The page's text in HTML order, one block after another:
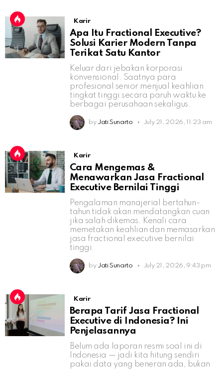
Karir
Apa Itu Fractional Executive?
Solusi Karier Modern Tanpa
Terikat Satu Kantor
Keluar dari jebakan korporasi
konvensional. Saatnya para
profesional senior menjual keahlian
tingkat tinggi secara paruh waktu ke
berbagai perusahaan sekaligus.
by Jati Sunarto July 21, 2026, 11:23 am
Karir
Cara Mengemas &
Menawarkan Jasa Fractional
Executive Bernilai Tinggi
Pengalaman manajerial bertahun-
tahun tidak akan mendatangkan cuan
jika salah dikemas. Kenali cara
memetakan keahlian dan memasarkan
jasa fractional executive bernilai
tinggi.
by Jati Sunarto July 21, 2026, 9:43 pm
Karir
Berapa Tarif Jasa Fractional
Executive di Indonesia? Ini
Penjelasannya
Belum ada laporan resmi soal ini di
Indonesia — jadi kita hitung sendiri
pakai data yang beneran ada, bukan